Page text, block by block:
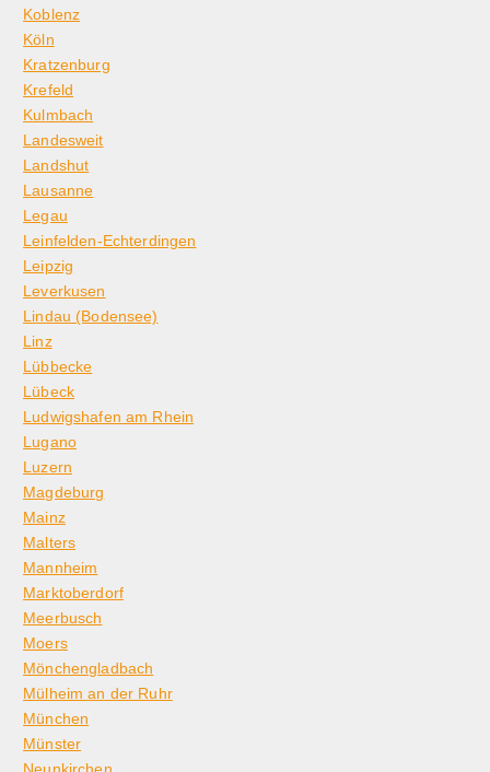
Koblenz
Köln
Kratzenburg
Krefeld
Kulmbach
Landesweit
Landshut
Lausanne
Legau
Leinfelden-Echterdingen
Leipzig
Leverkusen
Lindau (Bodensee)
Linz
Lübbecke
Lübeck
Ludwigshafen am Rhein
Lugano
Luzern
Magdeburg
Mainz
Malters
Mannheim
Marktoberdorf
Meerbusch
Moers
Mönchengladbach
Mülheim an der Ruhr
München
Münster